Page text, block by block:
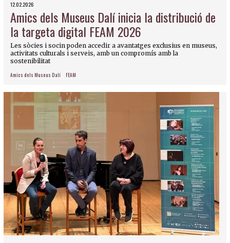
12.02.2026
Amics dels Museus Dalí inicia la distribució de
la targeta digital FEAM 2026
Les sòcies i socin poden accedir a avantatges exclusius en museus,
activitats culturals i serveis, amb un compromís amb la
sostenibilitat
Amics dels Museus Dalí FEAM